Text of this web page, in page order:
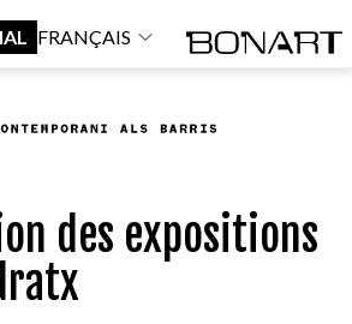
FRANÇAIS
des expositions